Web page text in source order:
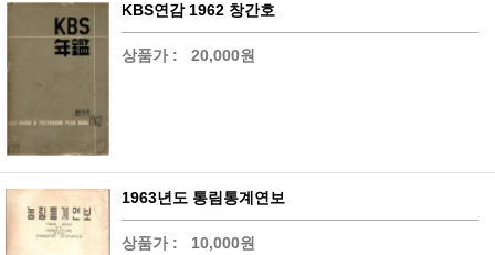
KBS연감 1962 창간호
상품가 : 20,000원
1963년도 통림통계연보
상품가 : 10,000원